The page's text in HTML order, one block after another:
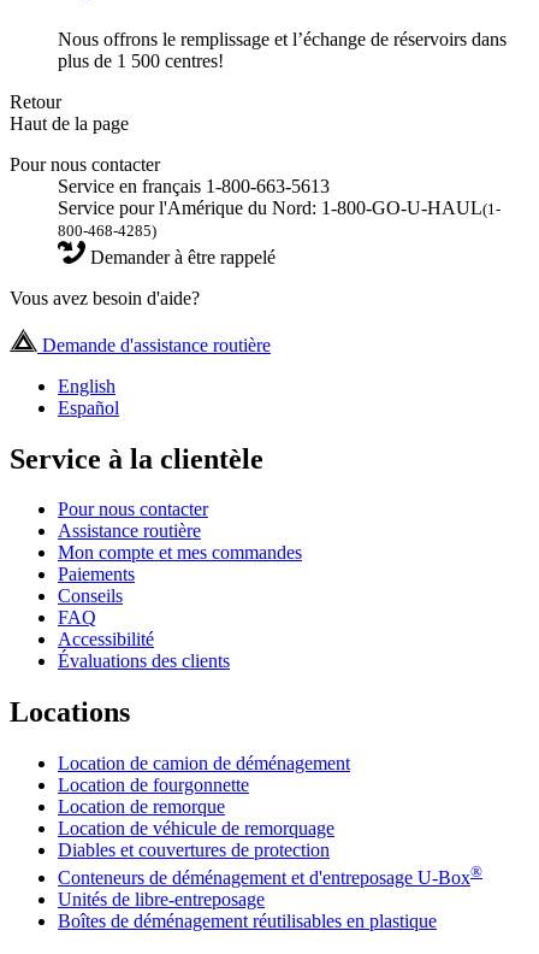
Nous offrons le remplissage et l’échange de réservoirs dans
plus de 1 500 centres!
Retour
Haut de la page
Pour nous contacter
Service en français 1-800-663-5613
Service pour l'Amérique du Nord: 1-800-GO-U-HAUL(1-
800-468-4285)
Demander à être rappelé
Vous avez besoin d'aide?
Demande d'assistance routière
English
Español
Service à la clientèle
Pour nous contacter
Assistance routière
Mon compte et mes commandes
Paiements
Conseils
FAQ
Accessibilité
Évaluations des clients
Locations
Location de camion de déménagement
Location de fourgonnette
Location de remorque
Location de véhicule de remorquage
Diables et couvertures de protection
Conteneurs de déménagement et d'entreposage U-Box®
Unités de libre-entreposage
Boîtes de déménagement réutilisables en plastique